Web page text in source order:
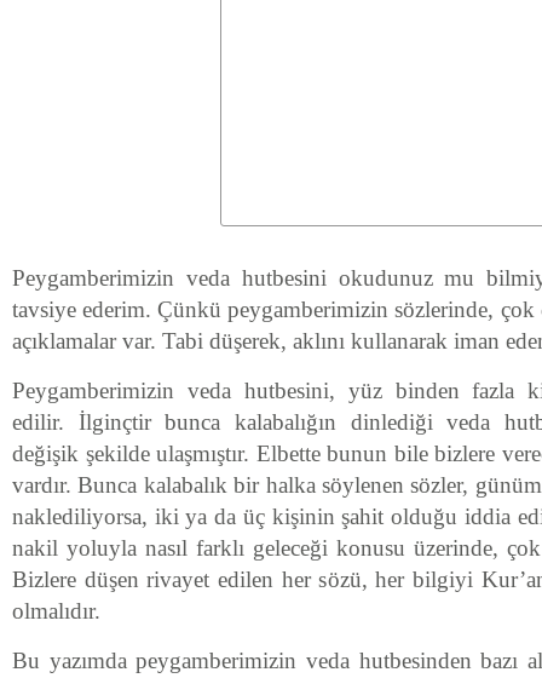
Peygamberimizin veda hutbesini okudunuz mu
tavsiye ederim. Çünkü peygamberimizin sözlerinde,
açıklamalar var. Tabi düşerek, aklını kullanarak iman
Peygamberimizin veda hutbesini, yüz binden fazla
edilir. İlginçtir bunca kalabalığın dinlediği veda
değişik şekilde ulaşmıştır. Elbette bunun bile bizlere
vardır. Bunca kalabalık bir halka söylenen sözler,
naklediliyorsa, iki ya da üç kişinin şahit olduğu iddia
nakil yoluyla nasıl farklı geleceği konusu üzerinde,
Bizlere düşen rivayet edilen her sözü, her bilgiyi
olmalıdır.
Bu yazımda peygamberimizin veda hutbesinden bazı